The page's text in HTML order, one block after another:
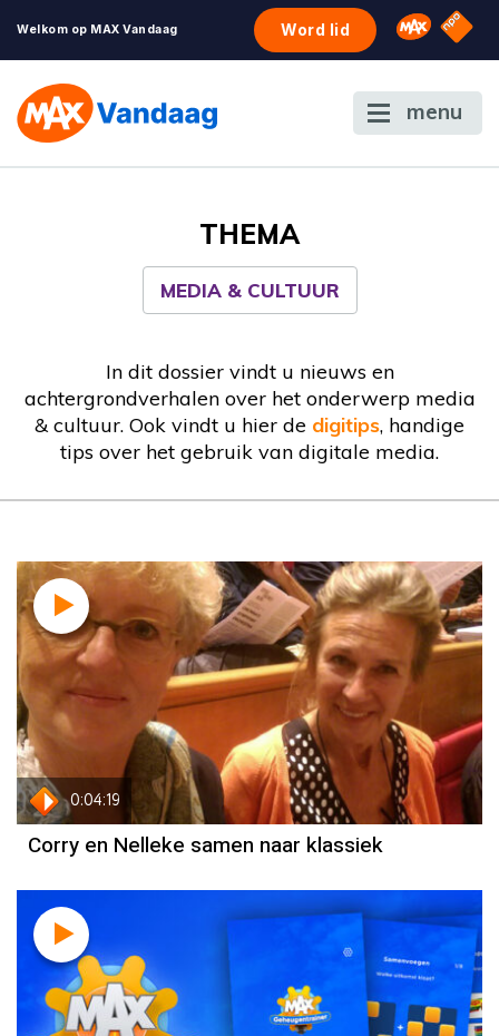
Welkom op MAX Vandaag Word lid Omroep
NPO
menu
THEMA
MEDIA & CULTUUR
In dit dossier vindt u nieuws en
achtergrondverhalen over het onderwerp media
& cultuur. Ook vindt u hier de digitips, handige
tips over het gebruik van digitale media.
0:04:19
Corry en Nelleke samen naar klassiek